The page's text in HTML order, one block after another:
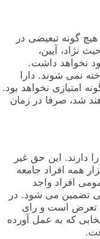
گونه‏ تبعیضی‏ در
نژاد، آیین‏،
نخواهد داشت‏.
نمی‏ شوند. دارا
امتیازی‏ نخواهد بود.
شد، صرفا در زمان‏
دارند. این‏ حق‏ غیر
همه‏ افراد جامعه‏
افراد واجد
تضمین‏ می‏ شود. در
تعرض‏ است‏ و رای‏
که‏ به‏ عمل‏ آورده‏